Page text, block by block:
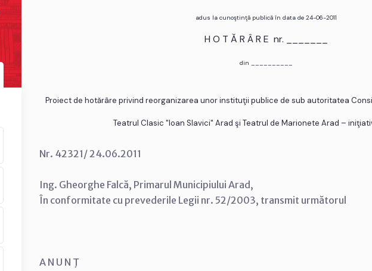
adus la cunoştinţă publică în data de 24-06-2011
H O T Ă R Â R E nr. _______
din __________
Proiect de hotărâre privind reorganizarea unor instituţii publice de sub autoritatea
Teatrul Clasic "Ioan Slavici" Arad şi Teatrul de Marionete Arad –
Nr. 42321/ 24.06.2011
Ing. Gheorghe Falcă, Primarul Municipiului Arad,
În conformitate cu prevederile Legii nr. 52/2003, transmit următorul
A N U N Ţ